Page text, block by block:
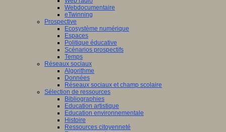
Webdocumentaire
eTwinning
Prospective
Ecosystème numérique
Espaces
Politique éducative
Scénarios prospectifs
Temps
Réseaux sociaux
Algorithme
Données
Réseaux sociaux et champ scolaire
Sélection de ressources
Bibliographies
Education artistique
Education environnementale
Histoire
Ressources citoyenneté